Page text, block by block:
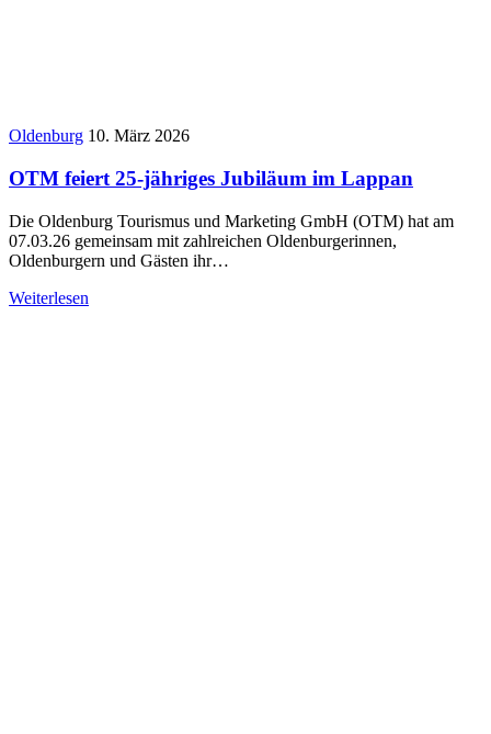
Oldenburg 10. März 2026
OTM feiert 25-jähriges Jubiläum im Lappan
Die Oldenburg Tourismus und Marketing GmbH (OTM) hat am
07.03.26 gemeinsam mit zahlreichen Oldenburgerinnen,
Oldenburgern und Gästen ihr…
Weiterlesen